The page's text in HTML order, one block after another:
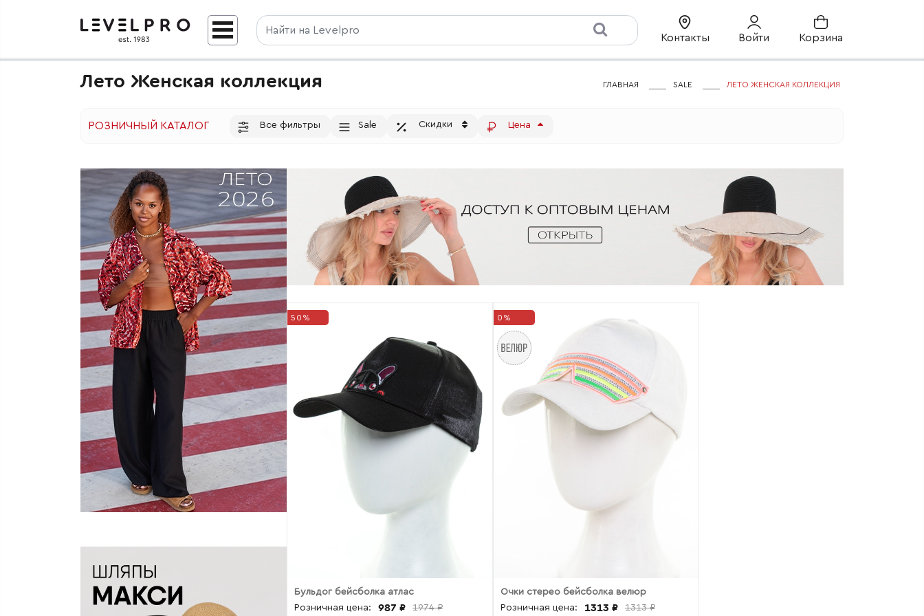
Контакты Войти Корзина
Лето Женская коллекция ГЛАВНАЯ SALE ЛЕТО ЖЕНСКАЯ КОЛЛЕКЦИЯ
РОЗНИЧНЫЙ КАТАЛОГ Все фильтры Sale Скидки Цена
50%
Бульдог бейсболка атлас
Розничная цена:
987 ₽ 1974 ₽
0%
Очки стерео бейсболка велюр
Розничная цена:
1313 ₽ 1313 ₽